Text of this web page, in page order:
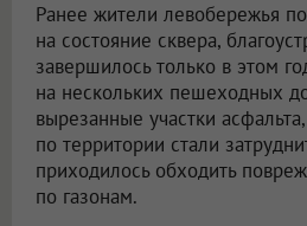
Ранее жители левобережья
на состояние сквера,
завершилось только в этом
на нескольких пешеходных
вырезанные участки
по территории стали
приходилось обходить
по газонам.